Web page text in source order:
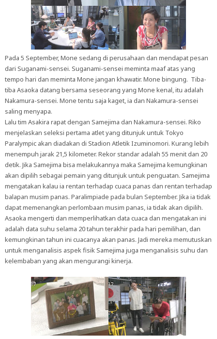
Pada 5 September, Mone sedang di perusahaan dan mendapat pesan
dari Suganami-sensei. Suganami-sensei meminta maaf atas yang
tempo hari dan meminta Mone jangan khawatir. Mone bingung. Tiba-
tiba Asaoka datang bersama seseorang yang Mone kenal, itu adalah
Nakamura-sensei. Mone tentu saja kaget, ia dan Nakamura-sensei
saling menyapa.
Lalu tim Asakira rapat dengan Samejima dan Nakamura-sensei. Riko
menjelaskan seleksi pertama atlet yang ditunjuk untuk Tokyo
Paralympic akan diadakan di Stadion Atletik Izuminomori. Kurang lebih
menempuh jarak 21,5 kilometer. Rekor standar adalah 55 menit dan 20
detik. Jika Samejima bisa melakukannya maka Samejima kemungkinan
akan dipilih sebagai pemain yang ditunjuk untuk penguatan. Samejima
mengatakan kalau ia rentan terhadap cuaca panas dan rentan terhadap
balapan musim panas. Paralimpiade pada bulan September. Jika ia tidak
dapat memenangkan perlombaan musim panas, ia tidak akan dipilih.
Asaoka mengerti dan memperlihatkan data cuaca dan mengatakan ini
adalah data suhu selama 20 tahun terakhir pada hari pemilihan, dan
kemungkinan tahun ini cuacanya akan panas. Jadi mereka memutuskan
untuk menganalisis aspek fisik Samejima juga menganalisis suhu dan
kelembaban yang akan mengurangi kinerja.